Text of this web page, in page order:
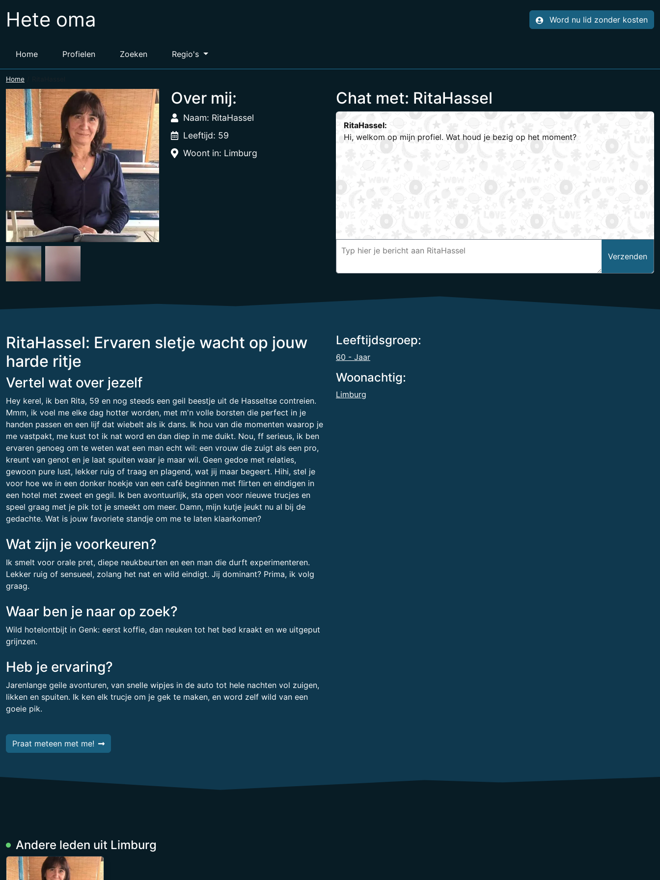
Hete oma Word nu lid zonder kosten
Home Profielen Zoeken Regio's
Home
Over mij:
Naam: RitaHassel
Leeftijd: 59
Woont in: Limburg
Chat met: RitaHassel
RitaHassel:
Hi, welkom op mijn profiel. Wat houd je bezig op het moment?
Verzenden
RitaHassel: Ervaren sletje wacht op jouw
harde ritje
Vertel wat over jezelf
Hey kerel, ik ben Rita, 59 en nog steeds een geil beestje uit de Hasseltse contreien.
Mmm, ik voel me elke dag hotter worden, met m'n volle borsten die perfect in je
handen passen en een lijf dat wiebelt als ik dans. Ik hou van die momenten waarop je
me vastpakt, me kust tot ik nat word en dan diep in me duikt. Nou, ff serieus, ik ben
ervaren genoeg om te weten wat een man echt wil: een vrouw die zuigt als een pro,
kreunt van genot en je laat spuiten waar je maar wil. Geen gedoe met relaties,
gewoon pure lust, lekker ruig of traag en plagend, wat jij maar begeert. Hihi, stel je
voor hoe we in een donker hoekje van een café beginnen met flirten en eindigen in
een hotel met zweet en gegil. Ik ben avontuurlijk, sta open voor nieuwe trucjes en
speel graag met je pik tot je smeekt om meer. Damn, mijn kutje jeukt nu al bij de
gedachte. Wat is jouw favoriete standje om me te laten klaarkomen?
Wat zijn je voorkeuren?
Ik smelt voor orale pret, diepe neukbeurten en een man die durft experimenteren.
Lekker ruig of sensueel, zolang het nat en wild eindigt. Jij dominant? Prima, ik volg
graag.
Waar ben je naar op zoek?
Wild hotelontbijt in Genk: eerst koffie, dan neuken tot het bed kraakt en we uitgeput
grijnzen.
Heb je ervaring?
Jarenlange geile avonturen, van snelle wipjes in de auto tot hele nachten vol zuigen,
likken en spuiten. Ik ken elk trucje om je gek te maken, en word zelf wild van een
goeie pik.
Praat meteen met me!
Leeftijdsgroep:
60 - Jaar
Woonachtig:
Limburg
Andere leden uit Limburg